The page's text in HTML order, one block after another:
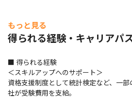
もっと見る
得られる経験・キャリアパ
■ 得られる経験
＜スキルアップへのサポート＞
資格支援制度として統計検定など、一
社が受験費用を支給。